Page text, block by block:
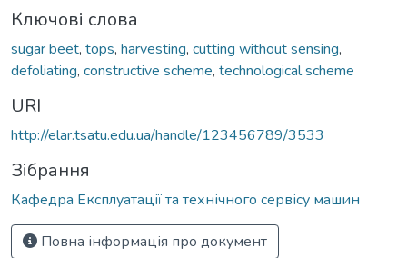
Ключові слова
sugar beet, tops, harvesting, cutting without sensing,
defoliating, constructive scheme, technological scheme
URI
http://elar.tsatu.edu.ua/handle/123456789/3533
Зібрання
Кафедра Експлуатації та технічного сервісу машин
Повна інформація про документ